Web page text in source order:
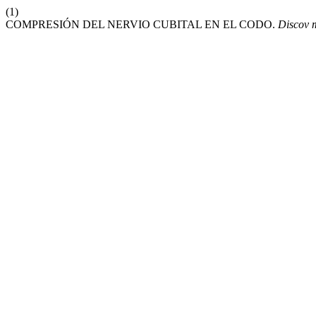
(1)
COMPRESIÓN DEL NERVIO CUBITAL EN EL CODO. Discov